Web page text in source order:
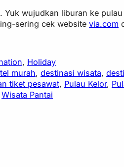
Yuk wujudkan liburan ke
sering cek websitevia.com
, Holiday
murah, destinasi wisata,
tiket pesawat, Pulau Kelor,
Wisata Pantai